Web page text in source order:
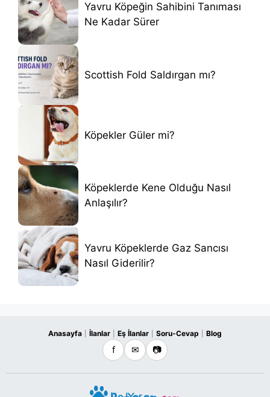
Yavru Köpeğin Sahibini Tanıması
Ne Kadar Sürer
Scottish Fold Saldırgan mı?
Köpekler Güler mi?
Köpeklerde Kene Olduğu Nasıl
Anlaşılır?
Yavru Köpeklerde Gaz Sancısı
Nasıl Giderilir?
Anasayfa İlanlar Eş İlanlar Soru-Cevap Blog
f ✉ 📷